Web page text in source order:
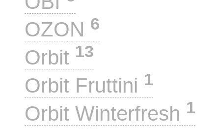
OZON 6
Orbit 13
Orbit Fruttini 1
Orbit Winterfresh 1